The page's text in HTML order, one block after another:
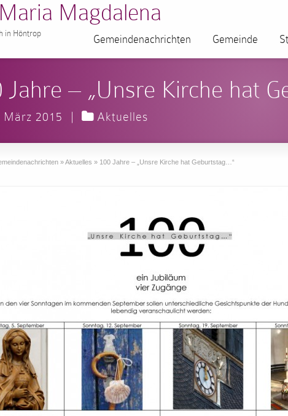
Magdalena
in Höntrop Gemeindenachrichten Gemeinde
Jahre – „Unsre Kirche hat
März 2015 | Aktuelles
»Aktuelles » 100 Jahre – „Unsre Kirche hat Geburtstag…“